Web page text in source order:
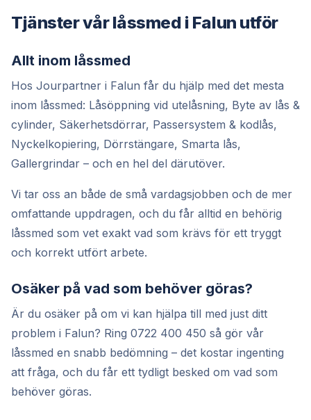
Tjänster vår låssmed i Falun utför
Allt inom låssmed
Hos Jourpartner i Falun får du hjälp med det mesta
inom låssmed: Låsöppning vid utelåsning, Byte av lås &
cylinder, Säkerhetsdörrar, Passersystem & kodlås,
Nyckelkopiering, Dörrstängare, Smarta lås,
Gallergrindar – och en hel del därutöver.
Vi tar oss an både de små vardagsjobben och de mer
omfattande uppdragen, och du får alltid en behörig
låssmed som vet exakt vad som krävs för ett tryggt
och korrekt utfört arbete.
Osäker på vad som behöver göras?
Är du osäker på om vi kan hjälpa till med just ditt
problem i Falun? Ring 0722 400 450 så gör vår
låssmed en snabb bedömning – det kostar ingenting
att fråga, och du får ett tydligt besked om vad som
behöver göras.